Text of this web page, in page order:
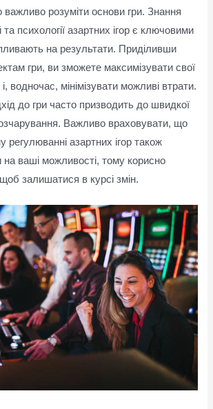
важливо розуміти основи гри. Знання
та психології азартних ігор є ключовими
на результати. Приділивши
гри, ви зможете максимізувати свої
водночас, мінімізувати можливі втрати.
до гри часто призводить до швидкої
Важливо враховувати, що
регулюванні азартних ігор також
ваші можливості, тому корисно
залишатися в курсі змін.